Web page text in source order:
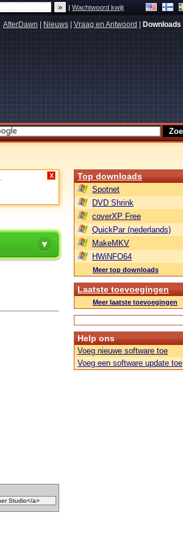
|Wachtwoord kwijt
AfterDawn Nieuws Vraag en Antwoord Downloads
X Top downloads
Spotnet
DVD Shrink
coverXP Free
QuickPar (nederlands)
MakeMKV
HWiNFO64
Meer top downloads
Laatste toevoegingen
Meer laatste toevoegingen
Help ons
Voeg nieuwe software toe
Voeg een software update toe